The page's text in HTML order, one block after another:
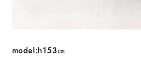
model:h153㎝